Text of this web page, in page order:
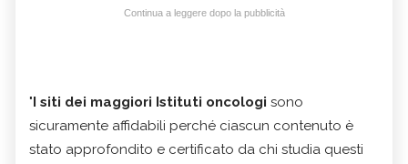
Continua a leggere dopo la pubblicità
"I siti dei maggiori Istituti oncologi sono
sicuramente affidabili perché ciascun contenuto è
stato approfondito e certificato da chi studia questi